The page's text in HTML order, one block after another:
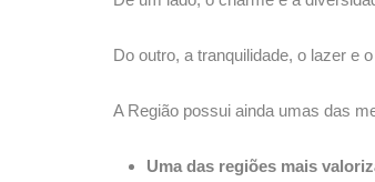
Do outro, a tranquilidade, o lazer e
A Região possui ainda umas das
Uma das regiões mais